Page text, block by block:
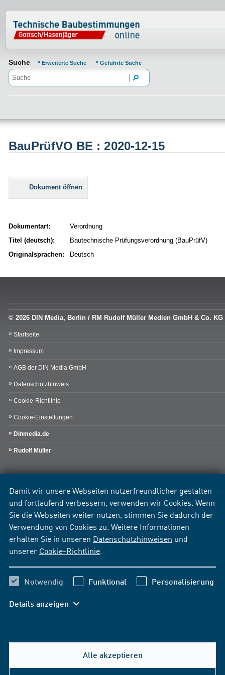
Damit wir unsere Webseiten nutzerfreundlicher gestalten
und fortlaufend verbessern, verwenden wir Cookies. Wenn
Sie die Webseiten weiter nutzen, stimmen Sie dadurch der
Verwendung von Cookies zu. Weitere Informationen
erhalten Sie in unseren Datenschutzhinweisen und
unserer Cookie-Richtlinie
Notwendig Funktional Personalisierung
Details anzeigen
Alle akzeptieren
Normenportal Barrierefreiheit
Suche Erweiterte Suche Geführte Suche
BauPrüfVO BE : 2020-12-15
Dokument öffnen
Dokumentart:
Verordnung
Titel (deutsch):
Bautechnische Prüfungsverordnung (BauPrüfV)
Originalsprachen:
Deutsch
© 2026 DIN Media, Berlin / RM Rudolf Müller Medien GmbH & Co. KG
Startseite
Impressum
AGB der DIN Media GmbH
Datenschutzhinweis
Cookie-Richtlinie
Cookie-Einstellungen
Dinmedia.de
Rudolf Müller
Hilfe & Kontakt